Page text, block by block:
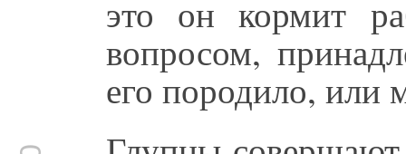
это он кормит
вопросом,
его породило, или